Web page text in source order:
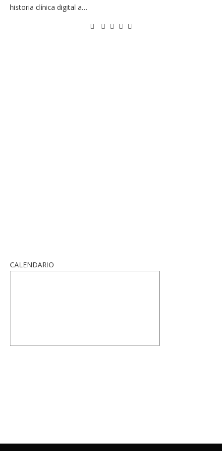
historia clínica digital a…
CALENDARIO